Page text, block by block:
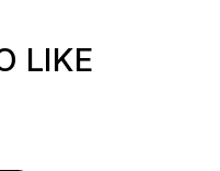
LIKE